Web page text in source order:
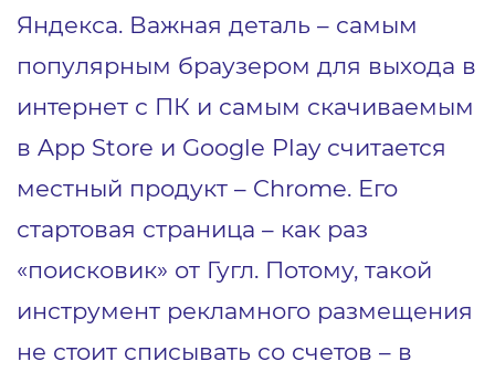
Яндекса. Важная деталь – самым
популярным браузером для выхода в
интернет с ПК и самым скачиваемым
в App Store и Google Play считается
местный продукт – Chrome. Его
стартовая страница – как раз
«поисковик» от Гугл. Потому, такой
инструмент рекламного размещения
не стоит списывать со счетов – в